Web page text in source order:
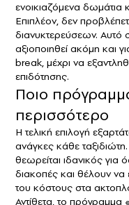
ενοικιαζόμενα
Επιπλέον, δεν
διανυκτερεύσεων. Αυτό
αξιοποιηθεί ακόμη και
break, μέχρι να
επιδότησης.
Ποιο
περισσότερο
Η τελική επιλογή
ανάγκες κάθε
θεωρείται ιδανικός
διακοπές και θέλουν
του κόστους στα
Αντίθετα, το πρόγραμμα